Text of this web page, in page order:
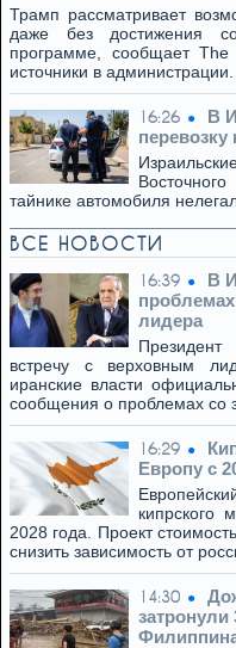
Трамп рассматривает
даже без достижения
программе, сообщает
источники в администрации.
16:26
В
перевозку
тайнике автомобиля
ВСЕ НОВОСТИ
16:39
В
лидера
встречу с верховным
иранские власти
сообщения о проблемах со
16:29
Европу с
кипрского
2028 года. Проект
снизить зависимость от
14:30
затронули